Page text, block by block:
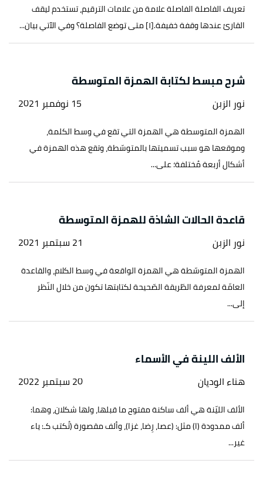
تعريف الفاصلة الفاصلة علامة من علامات الترقيم، تستخدم ليقف
القارئ عندها وقفة خفيفة.[١] متى توضع الفاصلة؟ وفي الآتي بيان...
شرح مبسط لكتابة الهمزة المتوسطة
نور الزبن 15 نوفمبر 2021
الهمزة المتوسطة هي الهمزة التي تقع في وسط الكلمة،
وموقعها هو سبب تسميتها بالمتوسّطة، وتقع هذه الهمزة في
أشكال أربعة مُختلفة؛ على...
قاعدة الحالات الشاذة للهمزة المتوسطة
نور الزبن 21 سبتمبر 2021
الهمزة المتوسّطة هي الهمزة الواقعة في وسط الكلام، والقاعدة
العامّة لمعرفة الطّريقة الصّحيحة لكتابتها تكون من خلال النّظر
إلى...
الألف اللينة في الأسماء
هناء الوديان 20 سبتمبر 2022
الألف الليّنة هي ألف ساكنة مفتوح ما قبلها، ولها شكلان، وهما:
ألف ممدودة (ا) مثل: (عصا، رِضا، غزا)، وألف مقصورة (تُكتب كـ: ياء
غير...